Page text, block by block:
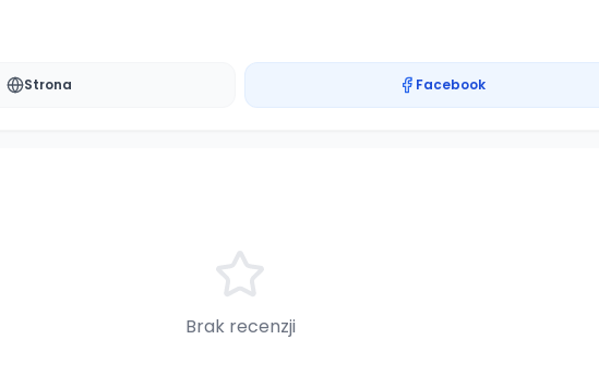
Strona Facebook
Brak recenzji